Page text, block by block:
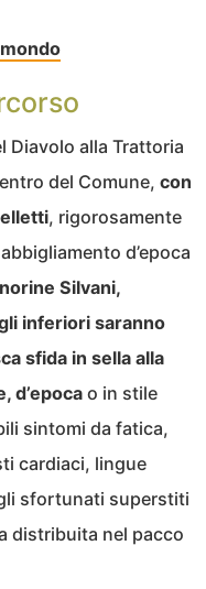
Diavolo alla Trattoria
del Comune, con
, rigorosamente
d’epoca
Silvani,
inferiori saranno
sfida in sella alla
d’epoca o in stile
sintomi da fatica,
cardiaci, lingue
sfortunati superstiti
distribuita nel pacco